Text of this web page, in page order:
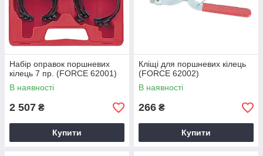
Набір оправок поршневих
кілець 7 пр. (FORCE 62001)
В наявності
2 507 ₴
Купити
Кліщі для поршневих кілець
(FORCE 62002)
В наявності
266 ₴
Купити